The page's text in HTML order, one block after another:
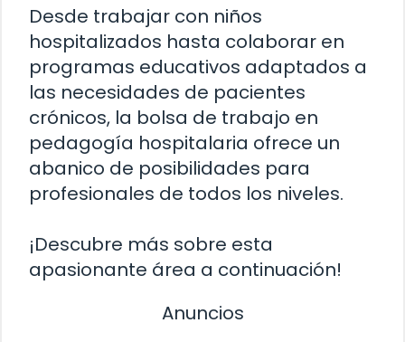
Desde trabajar con niños
hospitalizados hasta colaborar en
programas educativos adaptados a
las necesidades de pacientes
crónicos, la bolsa de trabajo en
pedagogía hospitalaria ofrece un
abanico de posibilidades para
profesionales de todos los niveles.
¡Descubre más sobre esta
apasionante área a continuación!
Anuncios